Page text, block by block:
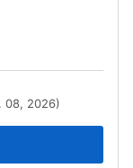
08, 2026)